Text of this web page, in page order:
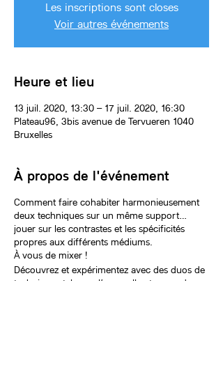
Les inscriptions sont closes
Voir autres événements
Heure et lieu
13 juil. 2020, 13:30 – 17 juil. 2020, 16:30
Plateau96, 3bis avenue de Tervueren 1040
Bruxelles
À propos de l'événement
Comment faire cohabiter harmonieusement
deux techniques sur un même support…
jouer sur les contrastes et les spécificités
propres aux différents médiums.
À vous de mixer !
Découvrez et expérimentez avec des duos de
techniques tels que l’aquarelle et encre de